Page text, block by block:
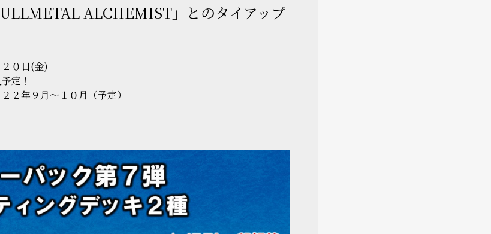
ALCHEMIST」とのタイアップ
０日(金)
定！
２年９月～１０月（予定）